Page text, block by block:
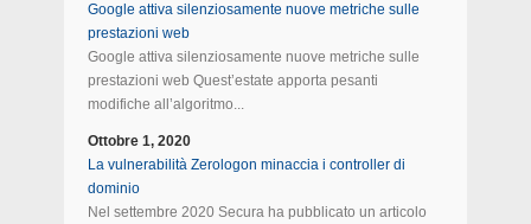
Google attiva silenziosamente nuove metriche sulle
prestazioni web
Google attiva silenziosamente nuove metriche sulle
prestazioni web Quest’estate apporta pesanti
modifiche all’algoritmo...
Ottobre 1, 2020
La vulnerabilità Zerologon minaccia i controller di
dominio
Nel settembre 2020 Secura ha pubblicato un articolo